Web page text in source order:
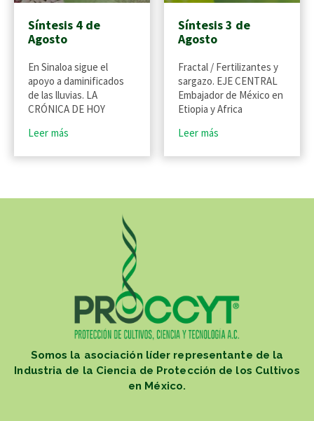
Síntesis 4 de
Agosto
En Sinaloa sigue el
apoyo a daminificados
de las lluvias. LA
CRÓNICA DE HOY
Leer más
Síntesis 3 de
Agosto
Fractal / Fertilizantes y
sargazo. EJE CENTRAL
Embajador de México en
Etiopia y Africa
Leer más
Somos la asociación líder representante de la
Industria de la Ciencia de Protección de los Cultivos
en México.